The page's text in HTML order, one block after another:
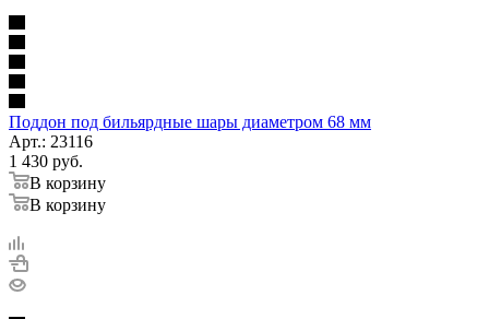
Поддон под бильярдные шары диаметром 68 мм
Арт.: 23116
1 430 руб.
В корзину
В корзину